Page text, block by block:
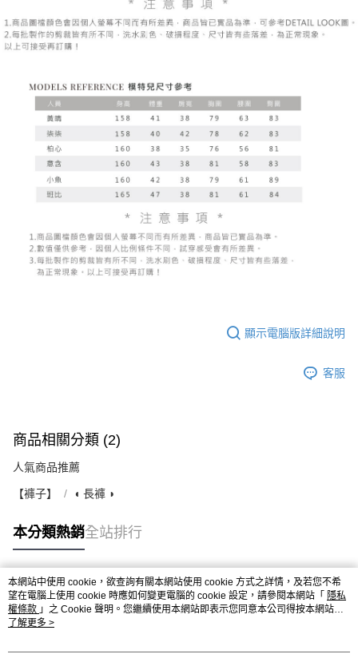
顯示電腦版詳細說明
客服
商品相關分類 (2)
人氣商品推薦
【褲子】 ◖ 長褲 ◗
本分類熱銷全站排行
熱門標籤
本網站中使用 cookie，欲查詢有關本網站使用 cookie 方式之詳情，及若您不希
望在電腦上使用 cookie 時應如何變更電腦的 cookie 設定，請參閱本網站「 隱私
權條款 」之 Cookie 聲明。您繼續使用本網站即表示您同意本公司得按本網站使
用條款之 Cookie 聲明使用 cookie。
了解更多 >